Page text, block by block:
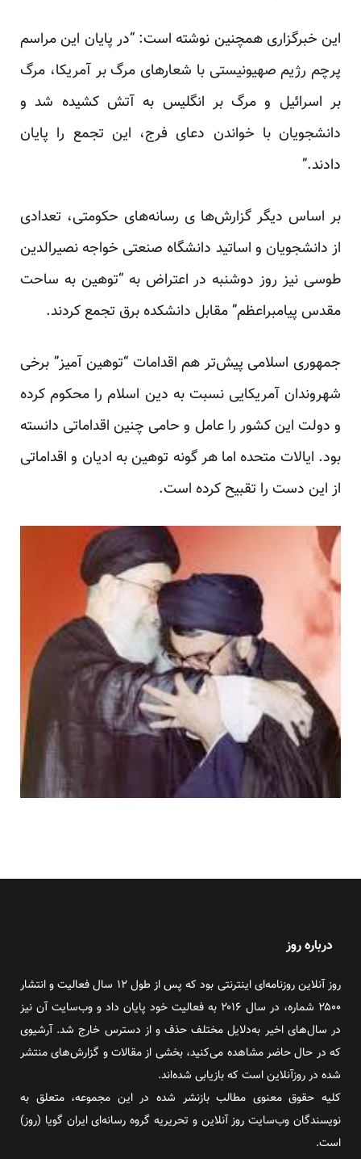
این خبرگزاری همچنین نوشته است: “در پایان این مراسم
پرچم رژیم صهیونیستی با شعارهای مرگ بر آمریکا، مرگ
بر اسرائیل و مرگ بر انگلیس به آتش کشیده شد و
دانشجویان با خواندن دعای فرج، این تجمع را پایان
دادند.”
بر اساس دیگر گزارش‌ها ی رسانه‌های حکومتی، تعدادی
از دانشجویان و اساتید دانشگاه صنعتی خواجه نصیرالدین
طوسی نیز روز دوشنبه در اعتراض به “توهین به ساحت
مقدس پیامبراعظم” مقابل دانشکده برق تجمع کردند.
جمهوری اسلامی پیش‌تر هم اقدامات “توهین آمیز” برخی
شهروندان آمریکایی نسبت به دین اسلام را محکوم کرده
و دولت این کشور را عامل و حامی چنین اقداماتی دانسته
بود. ایالات متحده اما هر گونه توهین به ادیان و اقداماتی
از این دست را تقبیح کرده است.
درباره روز
روز آنلاین روزنامه‌ای اینترنتی بود که پس از طول ۱۲ سال فعالیت و انتشار
۲۵۰۰ شماره، در سال ۲۰۱۶ به فعالیت خود پایان داد و وب‌سایت آن نیز
در سال‌های اخیر به‌دلایل مختلف حذف و از دسترس خارج شد. آرشیوی
که در حال حاضر مشاهده می‌کنید، بخشی از مقالات و گزارش‌های منتشر
شده در روزآنلاین است که بازیابی شده‌اند.
کلیه حقوق معنوی مطالب بازنشر شده در این مجموعه، متعلق به
نویسندگان وب‌سایت روز آنلاین و تحریریه گروه رسانه‌ای ایران گویا (روز)
است.